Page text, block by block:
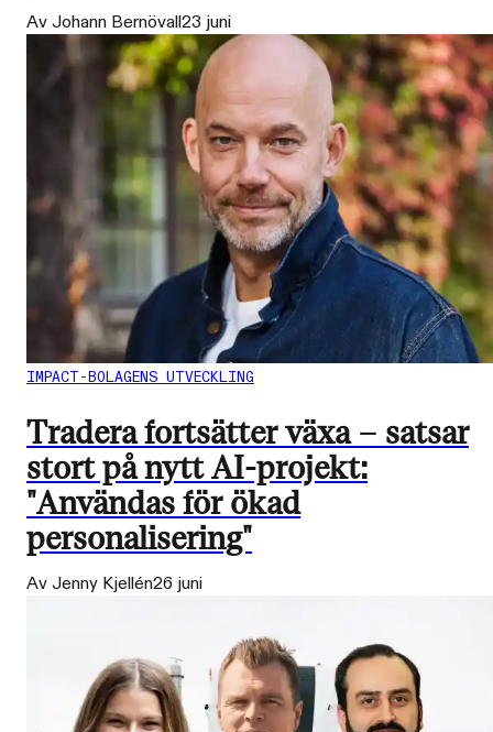
Av Johann Bernövall23 juni
IMPACT-BOLAGENS UTVECKLING
Tradera fortsätter växa – satsar
stort på nytt AI-projekt:
"Användas för ökad
personalisering"
Av Jenny Kjellén26 juni